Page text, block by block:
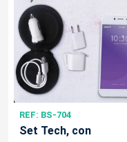
REF: BS-704
Set Tech, con